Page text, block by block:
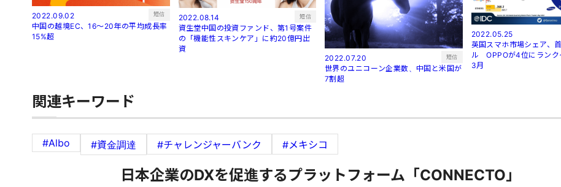
2022.09.02 短信
中国の越境EC、16～20年の平均成長率
15%超
2022.08.14 短信
資生堂中国の投資ファンド、第1号案件
の「機能性スキンケア」に約20億円出
資
2022.07.20
短信
世界のユニコーン企業数、中国と米国が
7割超
2022.05.25
英国スマホ市場シェア、
ル OPPOが4位にラン
3月
関連キーワード
#Albo #資金調達 #チャレンジャーバンク #メキシコ
日本企業のDXを促進するプラットフォーム「CONNECTO」